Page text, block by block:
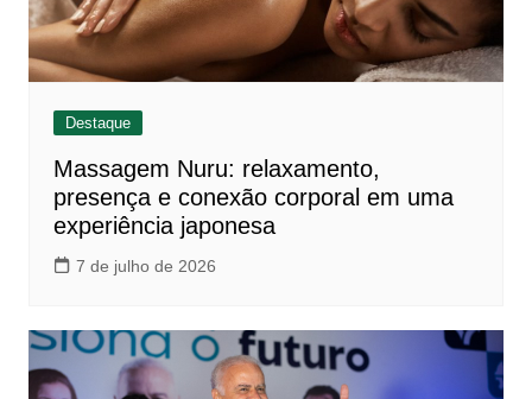
Destaque
Massagem Nuru: relaxamento,
presença e conexão corporal em uma
experiência japonesa
7 de julho de 2026